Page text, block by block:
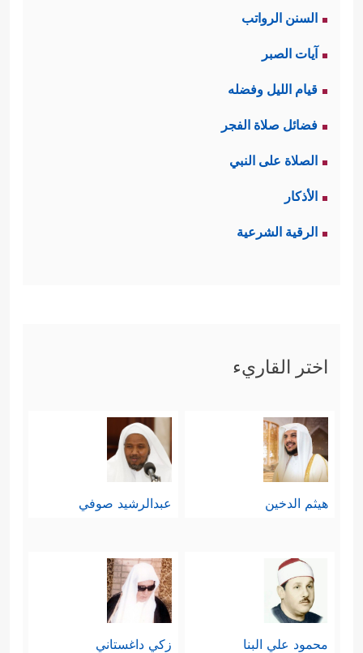
السنن الرواتب
آيات الصبر
قيام الليل وفضله
فضائل صلاة الفجر
الصلاة على النبي
الأذكار
الرقية الشرعية
اختر القاريء
هيثم الدخين عبدالرشيد صوفي
محمود علي البنا زكي داغستاني